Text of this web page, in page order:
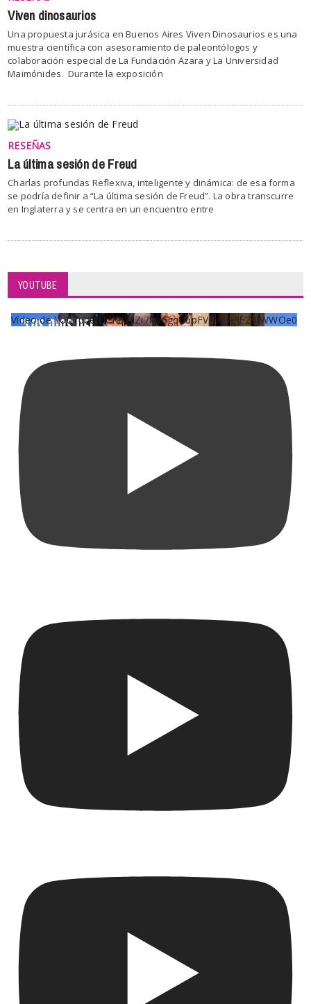
Viven dinosaurios
Una propuesta jurásica en Buenos Aires Viven Dinosaurios es una
muestra científica con asesoramiento de paleontólogos y
colaboración especial de La Fundación Azara y La Universidad
Maimónides. Durante la exposición
RESEÑAS
La última sesión de Freud
Charlas profundas Reflexiva, inteligente y dinámica: de esa forma
se podría definir a “La última sesión de Freud”. La obra transcurre
en Inglaterra y se centra en un encuentro entre
YOUTUBE
Vídeo de YouTube UCKqYjiZi7lzy6gqU6pFVFiA_A3EZ9JWWOe0